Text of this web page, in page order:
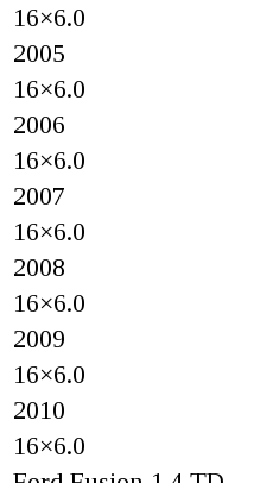
16×6.0
2005
16×6.0
2006
16×6.0
2007
16×6.0
2008
16×6.0
2009
16×6.0
2010
16×6.0